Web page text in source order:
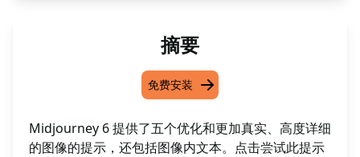
摘要
免费安装
Midjourney 6 提供了五个优化和更加真实、高度详细
的图像的提示，还包括图像内文本。点击尝试此提示